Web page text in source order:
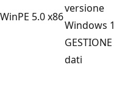
WinPE 5.0 x86
versione
Windows
dati